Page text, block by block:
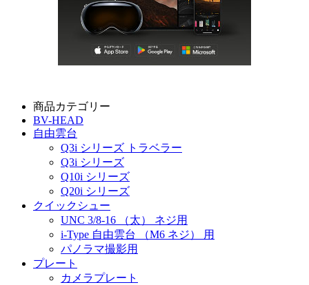
商品カテゴリー
BV-HEAD
自由雲台
Q3i シリーズ トラベラー
Q3i シリーズ
Q10i シリーズ
Q20i シリーズ
クイックシュー
UNC 3/8-16 （太） ネジ用
i-Type 自由雲台 （M6 ネジ） 用
パノラマ撮影用
プレート
カメラプレート